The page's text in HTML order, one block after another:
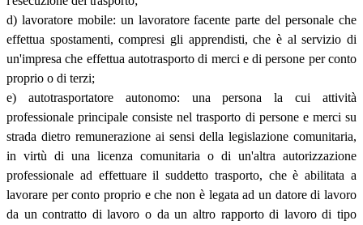
d) lavoratore mobile: un lavoratore facente parte del personale che
effettua spostamenti, compresi gli apprendisti, che è al servizio di
un'impresa che effettua autotrasporto di merci e di persone per conto
proprio o di terzi;
e) autotrasportatore autonomo: una persona la cui attività
professionale principale consiste nel trasporto di persone e merci su
strada dietro remunerazione ai sensi della legislazione comunitaria,
in virtù di una licenza comunitaria o di un'altra autorizzazione
professionale ad effettuare il suddetto trasporto, che è abilitata a
lavorare per conto proprio e che non è legata ad un datore di lavoro
da un contratto di lavoro o da un altro rapporto di lavoro di tipo